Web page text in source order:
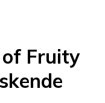
of Fruity